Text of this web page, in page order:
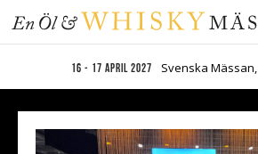
16 - 17 april 2027 Svenska